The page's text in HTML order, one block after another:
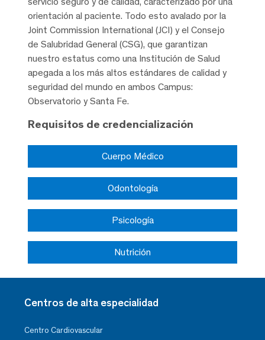
orientación al paciente. Todo esto avalado por la
Joint Commission International (JCI) y el Consejo
de Salubridad General (CSG), que garantizan
nuestro estatus como una Institución de Salud
apegada a los más altos estándares de calidad y
seguridad del mundo en ambos Campus:
Observatorio y Santa Fe.
Requisitos de credencialización
Cuerpo Médico
Odontología
Psicología
Nutrición
Centros de alta especialidad
Centro Cardiovascular